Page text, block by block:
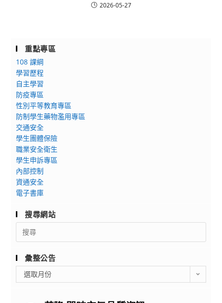
2026-05-27
重點專區
108 課綱
學習歷程
自主學習
防疫專區
性別平等教育專區
防制學生藥物濫用專區
交通安全
學生團體保險
職業安全衛生
學生申訴專區
內部控制
資通安全
電子書庫
搜尋網站
Search
for:
彙整公告
整
選取月份